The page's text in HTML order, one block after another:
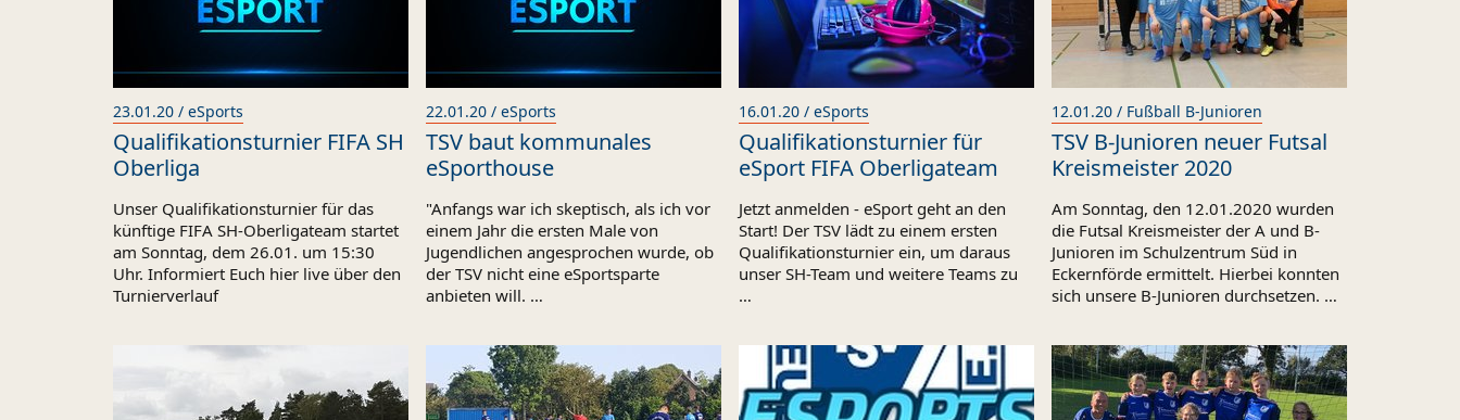
23.01.20 / eSports
Qualifikationsturnier FIFA SH
Oberliga
Unser Qualifikationsturnier für das
künftige FIFA SH-Oberligateam startet
am Sonntag, dem 26.01. um 15:30
Uhr. Informiert Euch hier live über den
Turnierverlauf
22.01.20 / eSports
TSV baut kommunales
eSporthouse
"Anfangs war ich skeptisch, als ich vor
einem Jahr die ersten Male von
Jugendlichen angesprochen wurde, ob
der TSV nicht eine eSportsparte
anbieten will. …
16.01.20 / eSports
Qualifikationsturnier für
eSport FIFA Oberligateam
Jetzt anmelden - eSport geht an den
Start! Der TSV lädt zu einem ersten
Qualifikationsturnier ein, um daraus
unser SH-Team und weitere Teams zu
…
12.01.20 / Fußball B-Junioren
TSV B-Junioren neuer Futsal
Kreismeister 2020
Am Sonntag, den 12.01.2020 wurden
die Futsal Kreismeister der A und B-
Junioren im Schulzentrum Süd in
Eckernförde ermittelt. Hierbei konnten
sich unsere B-Junioren durchsetzen. …